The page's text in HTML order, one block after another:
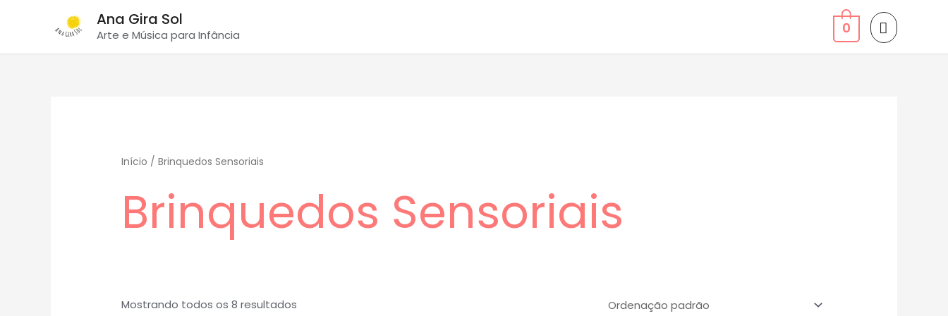
Ana Gira Sol
Arte e Música para Infância
MENU
0
Início / Brinquedos Sensoriais
Brinquedos Sensoriais
Mostrando todos os 8 resultados